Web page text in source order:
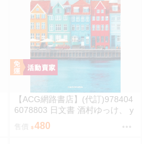
【ACG網路書店】(代訂)978404
6078803 日文書 酒村ゆっけ、 y
ukke sakamura「明るい夜に、
星を探して」
售價 480